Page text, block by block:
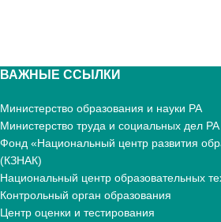
ВАЖНЫЕ ССЫЛКИ
Министерство образования и науки РА
Министерство труда и социальных дел РА
Фонд «Национальный центр развития
(КЗНАК)
Национальный центр образовательных
Контрольный орган образования
Центр оценки и тестирования